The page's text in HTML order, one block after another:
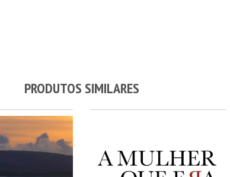
PRODUTOS SIMILARES